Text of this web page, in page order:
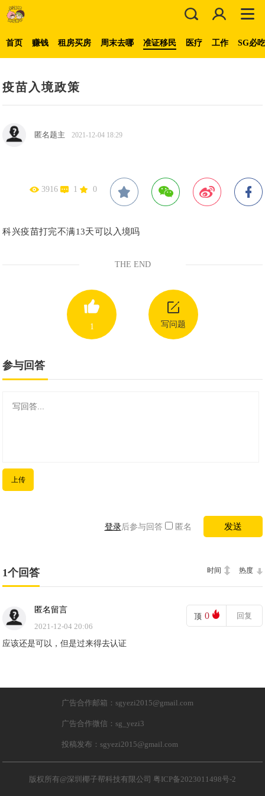
首页 赚钱 租房买房 周末去哪 准证移民 医疗 工作 SG必
疫苗入境政策
匿名题主 2021-12-04 18:29
3916 1 0
科兴疫苗打完不满13天可以入境吗
THE END
1 写问题
参与回答
上传
登录后参与回答 匿名
1个回答 热度
时间
匿名留言
2021-12-04 20:06
顶 0 回复
应该还是可以，但是过来得去认证
广告合作邮箱：sgyezi2015@gmail.com
广告合作微信：sg_yezi3
投稿发布：sgyezi2015@gmail.com
版权所有@深圳椰子帮科技有限公司 粤ICP备2023011498号-2